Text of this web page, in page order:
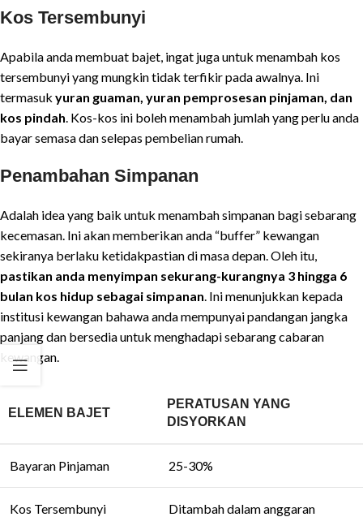
Kos Tersembunyi
Apabila anda membuat bajet, ingat juga untuk menambah kos
tersembunyi yang mungkin tidak terfikir pada awalnya. Ini
termasuk yuran guaman, yuran pemprosesan pinjaman, dan
kos pindah . Kos-kos ini boleh menambah jumlah yang perlu anda
bayar semasa dan selepas pembelian rumah.
Penambahan Simpanan
Adalah idea yang baik untuk menambah simpanan bagi sebarang
kecemasan. Ini akan memberikan anda “buffer” kewangan
sekiranya berlaku ketidakpastian di masa depan. Oleh itu,
pastikan anda menyimpan sekurang-kurangnya 3 hingga 6
bulan kos hidup sebagai simpanan . Ini menunjukkan kepada
institusi kewangan bahawa anda mempunyai pandangan jangka
panjang dan bersedia untuk menghadapi sebarang cabaran
kewangan.
ELEMEN BAJET
PERATUSAN YANG
DISYORKAN
Bayaran Pinjaman 25-30%
Kos Tersembunyi Ditambah dalam anggaran